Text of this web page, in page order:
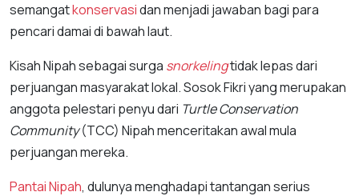
semangatkonservasidan menjadi jawaban bagi para
pencari damai di bawah laut.
Kisah Nipah sebagai surga snorkelingtidak lepas dari
perjuangan masyarakat lokal. Sosok Fikri yang merupakan
anggota pelestari penyu dari Turtle Conservation
Community(TCC) Nipah menceritakan awal mula
perjuangan mereka.
Pantai Nipah, dulunya menghadapi tantangan serius